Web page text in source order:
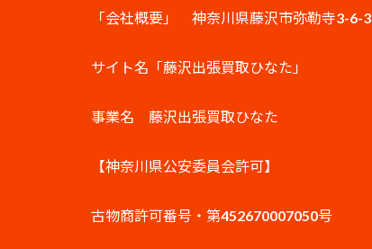
「会社概要」 神奈川県藤沢市弥勒寺3-6-3
サイト名「藤沢出張買取ひなた」
事業名 藤沢出張買取ひなた
【神奈川県公安委員会許可】
古物商許可番号・第452670007050号